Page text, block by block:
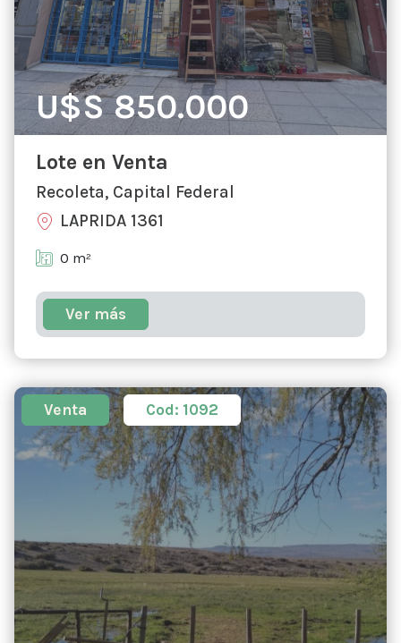
U$S 850.000
Lote en Venta
Recoleta, Capital Federal
LAPRIDA 1361
0 m²
Ver más
Venta Cod: 1092